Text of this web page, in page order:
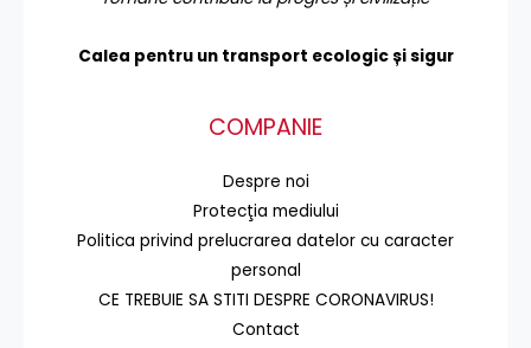
Calea pentru un transport ecologic și sigur
COMPANIE
Despre noi
Protecţia mediului
Politica privind prelucrarea datelor cu caracter
personal
CE TREBUIE SA STITI DESPRE CORONAVIRUS!
Contact